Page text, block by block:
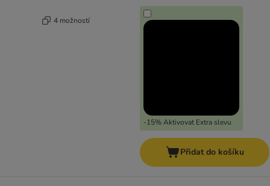
4 možností
-15% Aktivovat Extra slevu
Přidat do košíku